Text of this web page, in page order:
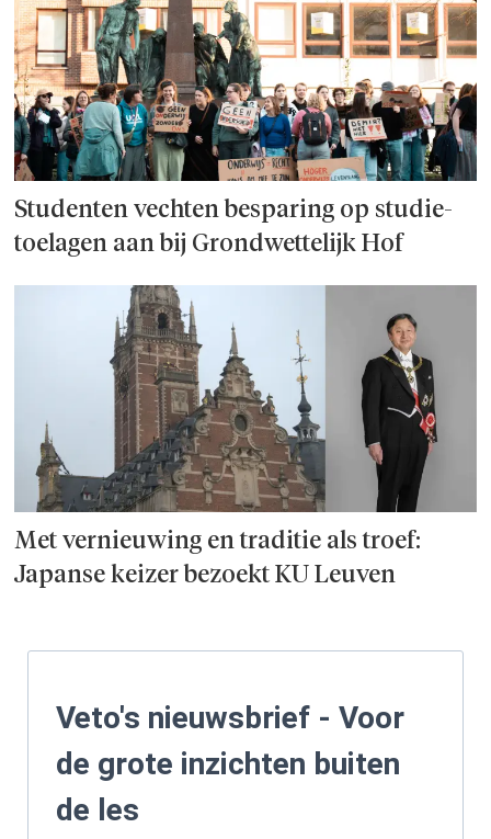
Studenten vechten besparing op studie­
toelagen aan bij Grondwettelijk Hof
Met vernieuwing en traditie als troef:
Japanse keizer bezoekt KU Leuven
Veto's nieuwsbrief - Voor
de grote inzichten buiten
de les